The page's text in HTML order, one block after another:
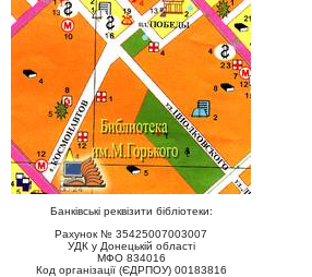
Банківські реквізити бібліотеки:
Рахунок № 35425007003007
УДК у Донецькій області
МФО 834016
Код організації (ЄДРПОУ) 00183816